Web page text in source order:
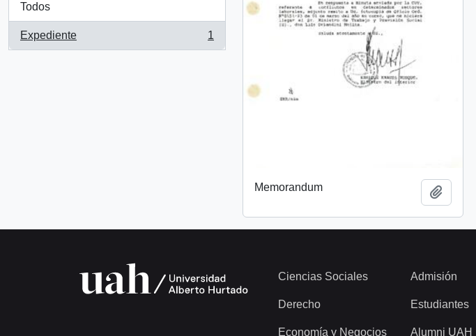
Todos
Expediente
, 1 resultados
1
Memorandum
Ciencias Sociales
Derecho
Economía y Negocios
Admisión
Estudiantes
Alumni UAH